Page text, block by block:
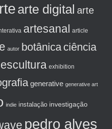
arte digital arte
artesanal article
autor botânica ciência
escultura exhibition
generative generative art
indie instalação investigação
pedro alves